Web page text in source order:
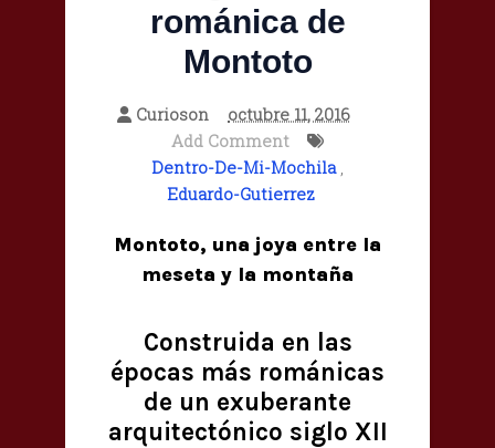
románica de
Montoto
Curioson
octubre 11, 2016
Add Comment
Dentro-De-Mi-Mochila,
Eduardo-Gutierrez
Montoto, una joya entre la
meseta y la montaña
Construida en las
épocas más románicas
de un exuberante
arquitectónico siglo XII